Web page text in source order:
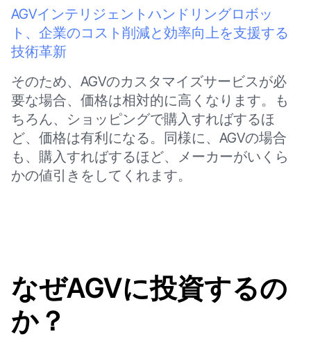
AGVインテリジェントハンドリングロボッ
ト、企業のコスト削減と効率向上を支援する
技術革新
そのため、AGVのカスタマイズサービスが必
要な場合、価格は相対的に高くなります。も
ちろん、ショッピングで購入すればするほ
ど、価格は有利になる。同様に、AGVの場合
も、購入すればするほど、メーカーがいくら
かの値引きをしてくれます。
なぜAGVに投資するの
か？